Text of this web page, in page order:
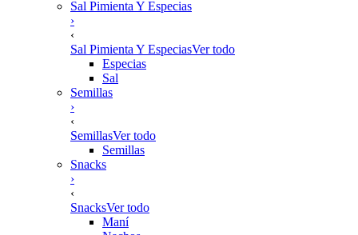
Sal Pimienta Y Especias
›
‹
Sal Pimienta Y EspeciasVer todo
Especias
Sal
Semillas
›
‹
SemillasVer todo
Semillas
Snacks
›
‹
SnacksVer todo
Maní